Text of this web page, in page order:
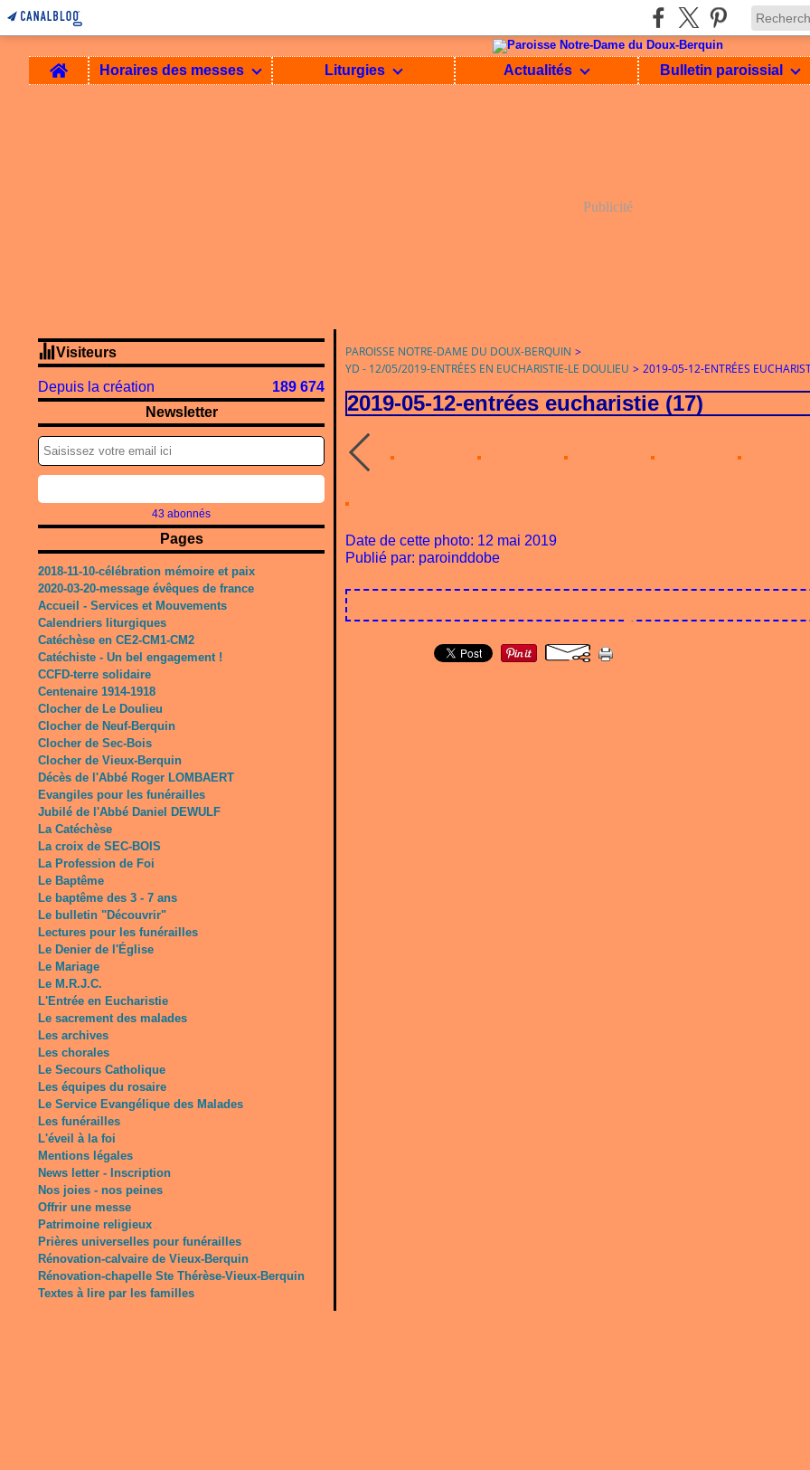
Home Horaires des messes Liturgies Actualités Bulletin paroissial
Publicité
Visiteurs
Depuis la création
189 674
Newsletter
43 abonnés
Pages
2018-11-10-célébration mémoire et paix
2020-03-20-message évêques de france
Accueil - Services et Mouvements
Calendriers liturgiques
Catéchèse en CE2-CM1-CM2
Catéchiste - Un bel engagement !
CCFD-terre solidaire
Centenaire 1914-1918
Clocher de Le Doulieu
Clocher de Neuf-Berquin
Clocher de Sec-Bois
Clocher de Vieux-Berquin
Décès de l'Abbé Roger LOMBAERT
Evangiles pour les funérailles
Jubilé de l'Abbé Daniel DEWULF
La Catéchèse
La croix de SEC-BOIS
La Profession de Foi
Le Baptême
Le baptême des 3 - 7 ans
Le bulletin "Découvrir"
Lectures pour les funérailles
Le Denier de l'Église
Le Mariage
Le M.R.J.C.
L'Entrée en Eucharistie
Le sacrement des malades
Les archives
Les chorales
Le Secours Catholique
Les équipes du rosaire
Le Service Evangélique des Malades
Les funérailles
L'éveil à la foi
Mentions légales
News letter - Inscription
Nos joies - nos peines
Offrir une messe
Patrimoine religieux
Prières universelles pour funérailles
Rénovation-calvaire de Vieux-Berquin
Rénovation-chapelle Ste Thérèse-Vieux-Berquin
Textes à lire par les familles
PAROISSE NOTRE-DAME DU DOUX-BERQUIN >
YD - 12/05/2019-ENTRÉES EN EUCHARISTIE-LE DOULIEU > 2019-05-12-ENTRÉES
2019-05-12-entrées eucharistie (17)
Date de cette photo: 12 mai 2019
Publié par: paroinddobe